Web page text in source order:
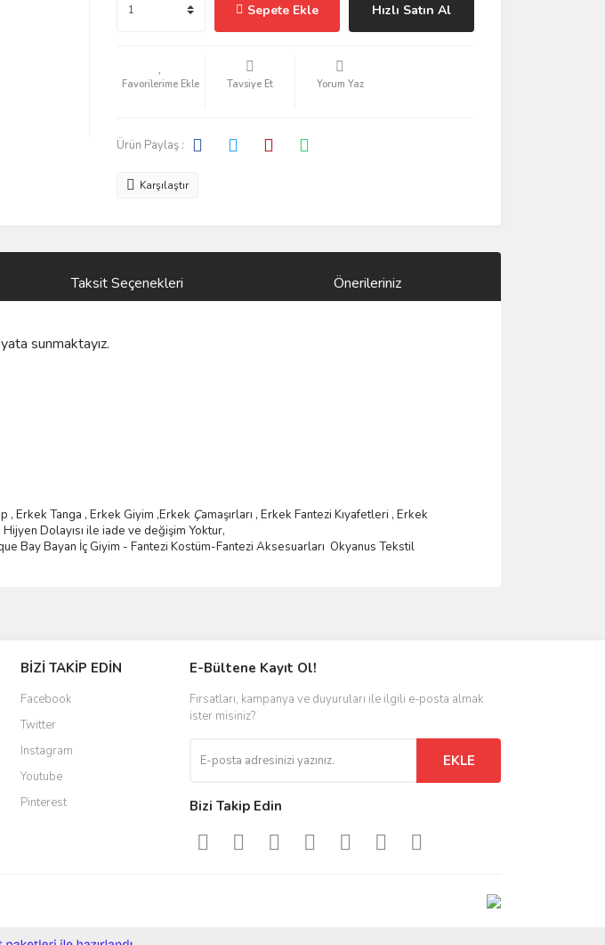
Sepete Ekle Hızlı Satın Al
Tavsiye Et Yorum Yaz
Ürün Paylaş :
Karşılaştır
Taksit Seçenekleri Önerileriniz
sunmaktayız.
, Erkek Tanga , Erkek Giyim ,Erkek Çamaşırları , Erkek Fantezi Kıyafetleri , Erkek
Dolayısı ile iade ve değişim Yoktur,
Bay Bayan İçGiyim - Fantezi Kostüm-Fantezi Aksesuarları Okyanus Tekstil
BİZİ TAKİP EDİN
Facebook
Twitter
Instagram
Youtube
Pinterest
E-Bültene Kayıt Ol!
Fırsatları, kampanya ve duyuruları ile ilgili e-posta almak
ister misiniz?
EKLE
Bizi Takip Edin